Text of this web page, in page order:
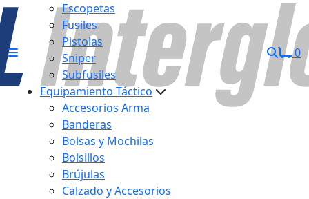
Escopetas
Fusiles
Pistolas
Sniper
Subfusiles
Equipamiento Táctico
Accesorios Arma
Banderas
Bolsas y Mochilas
Bolsillos
Brújulas
Calzado y Accesorios
0